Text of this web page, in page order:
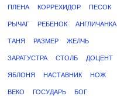
ПЛЕНА КОРРЕХИДОР ПЕСОК
РЫЧАГ РЕБЕНОК АНГЛИЧАНКА
ТАНЯ РАЗМЕР ЖЕЛЧЬ
ЗАРАТУСТРА СТОЛБ ДОЦЕНТ
ЯБЛОНЯ НАСТАВНИК НОЖ
ВЕКО ГОСУДАРЬ БОГ